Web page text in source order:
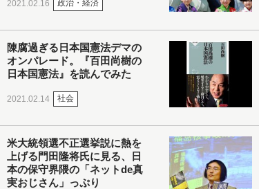
2021.02.16 政治・経済
陳腐過ぎる日本国憲法デマの
オンパレード。『百田尚樹の
日本国憲法』を読んでみた
2021.02.14 社会
米大統領選不正選挙説に熱を
上げる門田隆将氏に見る、日
本の保守界隈の「ネットde真
実おじさん」っぷり